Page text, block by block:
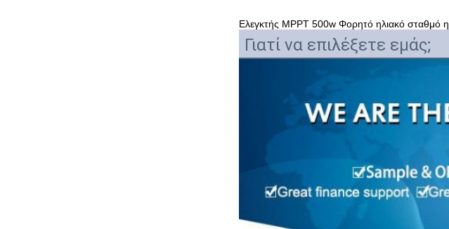
Ελεγκτής MPPT 500w Φορητό ηλιακό σταθμό
Γιατί να επιλέξετε εμάς;